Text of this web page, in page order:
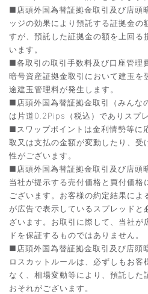
■店頭外国為替証拠金取引及び店頭
ッジの効果により預託する証拠金の
すが、預託した証拠金の額を上回る
います。
■各取引の取引手数料及び口座管理
暗号資産証拠金取引において建玉を
途建玉管理料が発生します。
■店頭外国為替証拠金取引（みんな
は片道0.2Pips（税込）でありスプ
■スワップポイントは金利情勢等に
取又は支払の金額が変動したり、受
性がございます。
■店頭外国為替証拠金取引及び店頭
当社が提示する売付価格と買付価格
ございます。お客様の約定結果によ
が広告で表示しているスプレッドと
ざいます。お取引に際して、当社が
ドを保証するものではありません。
■店頭外国為替証拠金取引及び店頭
ロスカットルールは、必ずしもお客
なく、相場変動等により、預託した
おそれがございます。